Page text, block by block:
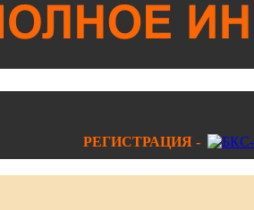
РЕГИСТРАЦИЯ -